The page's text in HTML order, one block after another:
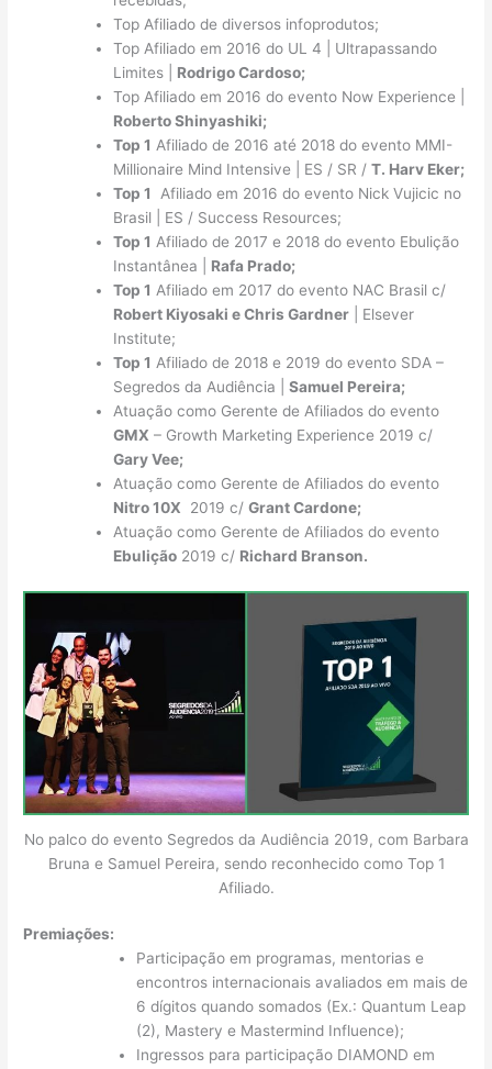
Top Afiliado de diversos infoprodutos;
Top Afiliado em 2016 do UL 4 | Ultrapassando
Limites | Rodrigo Cardoso;
Top Afiliado em 2016 do evento Now Experience |
Roberto Shinyashiki;
Top 1 Afiliado de 2016 até 2018 do evento MMI-
Millionaire Mind Intensive | ES / SR /T. Harv Eker;
Top 1
Afiliado em 2016 do evento Nick Vujicic no
Brasil | ES / Success Resources;
Top 1 Afiliado de 2017 e 2018 do evento Ebulição
Instantânea | Rafa Prado;
Top 1 Afiliado em 2017 do evento NAC Brasil c/
Robert Kiyosaki e Chris Gardner | Elsever
Institute;
Top 1 Afiliado de 2018 e 2019 do evento SDA –
Segredos da Audiência |Samuel Pereira;
Atuação como Gerente de Afiliados do evento
GMX – Growth Marketing Experience 2019 c/
Gary Vee;
Atuação como Gerente de Afiliados do evento
Nitro 10X 2019 c/Grant Cardone;
Atuação como Gerente de Afiliados do evento
Ebulição 2019 c/ Richard Branson.
No palco do evento Segredos da Audiência 2019, com Barbara
Bruna e Samuel Pereira, sendo reconhecido como Top 1
Afiliado.
Premiações:
Participação em programas, mentorias e
encontros internacionais avaliados em mais de
6 dígitos quando somados (Ex.: Quantum Leap
(2), Mastery e Mastermind Influence);
Ingressos para participação DIAMOND em